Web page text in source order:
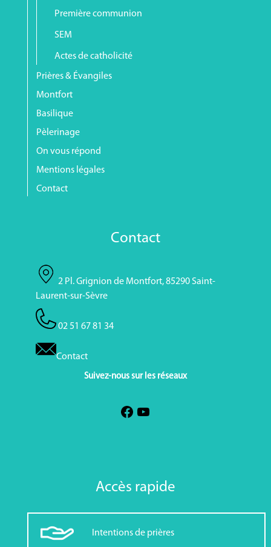
Première communion
SEM
Actes de catholicité
Prières & Évangiles
Montfort
Basilique
Pèlerinage
On vous répond
Mentions légales
Contact
Contact
2 Pl. Grignion de Montfort, 85290 Saint-
Laurent-sur-Sèvre
02 51 67 81 34
Contact
Suivez-nous sur les réseaux
Accès rapide
Intentions de prières